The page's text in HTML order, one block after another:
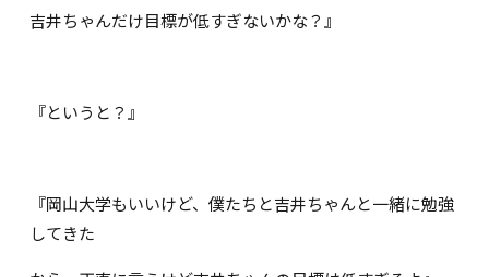
吉井ちゃんだけ目標が低すぎないかな？』
『というと？』
『岡山大学もいいけど、僕たちと吉井ちゃんと一緒に勉強
してきた